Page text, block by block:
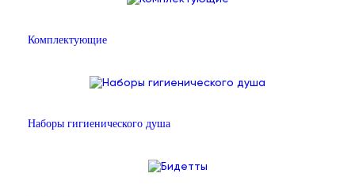
Комплектующие
Наборы гигиенического душа